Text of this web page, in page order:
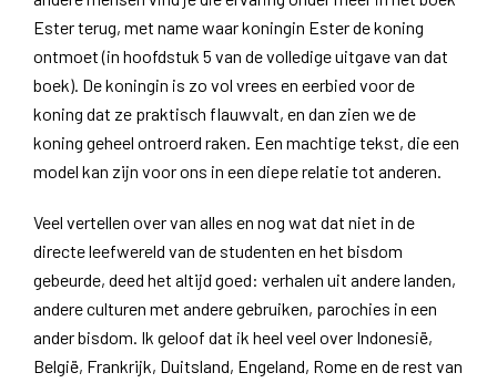
Ester terug, met name waar koningin Ester de koning
ontmoet (in hoofdstuk 5 van de volledige uitgave van dat
boek). De koningin is zo vol vrees en eerbied voor de
koning dat ze praktisch flauwvalt, en dan zien we de
koning geheel ontroerd raken. Een machtige tekst, die een
model kan zijn voor ons in een diepe relatie tot anderen.
Veel vertellen over van alles en nog wat dat niet in de
directe leefwereld van de studenten en het bisdom
gebeurde, deed het altijd goed: verhalen uit andere landen,
andere culturen met andere gebruiken, parochies in een
ander bisdom. Ik geloof dat ik heel veel over Indonesië,
België, Frankrijk, Duitsland, Engeland, Rome en de rest van